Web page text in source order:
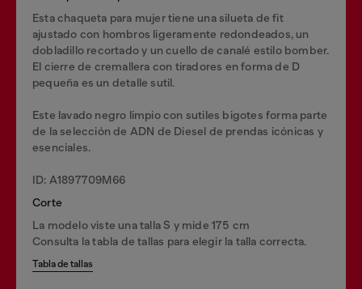
Esta chaqueta para mujer tiene una silueta de fit
ajustado con hombros ligeramente redondeados, un
dobladillo recortado y un cuello de canalé estilo bomber.
El cierre de cremallera con tiradores en forma de D
pequeña es un detalle sutil.
Este lavado negro limpio con sutiles bigotes forma parte
de la selección de ADN de Diesel de prendas icónicas y
esenciales.
ID: A1897709M66
Corte
La modelo viste una talla S y mide 175 cm
Consulta la tabla de tallas para elegir la talla correcta.
Tabla de tallas